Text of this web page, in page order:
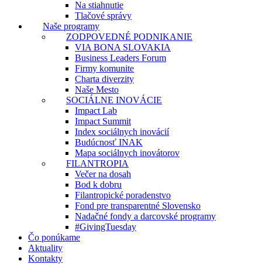
Na stiahnutie
Tlačové správy
Naše programy
ZODPOVEDNÉ PODNIKANIE
VIA BONA SLOVAKIA
Business Leaders Forum
Firmy komunite
Charta diverzity
Naše Mesto
SOCIÁLNE INOVÁCIE
Impact Lab
Impact Summit
Index sociálnych inovácií
Budúcnosť INAK
Mapa sociálnych inovátorov
FILANTROPIA
Večer na dosah
Bod k dobru
Filantropické poradenstvo
Fond pre transparentné Slovensko
Nadačné fondy a darcovské programy
#GivingTuesday
Čo ponúkame
Aktuality
Kontakty